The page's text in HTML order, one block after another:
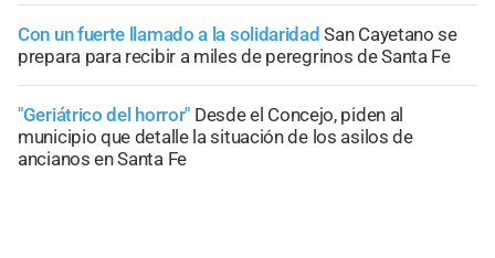
Con un fuerte llamado a la solidaridad San Cayetano se
prepara para recibir a miles de peregrinos de Santa Fe
"Geriátrico del horror" Desde el Concejo, piden al
municipio que detalle la situación de los asilos de
ancianos en Santa Fe